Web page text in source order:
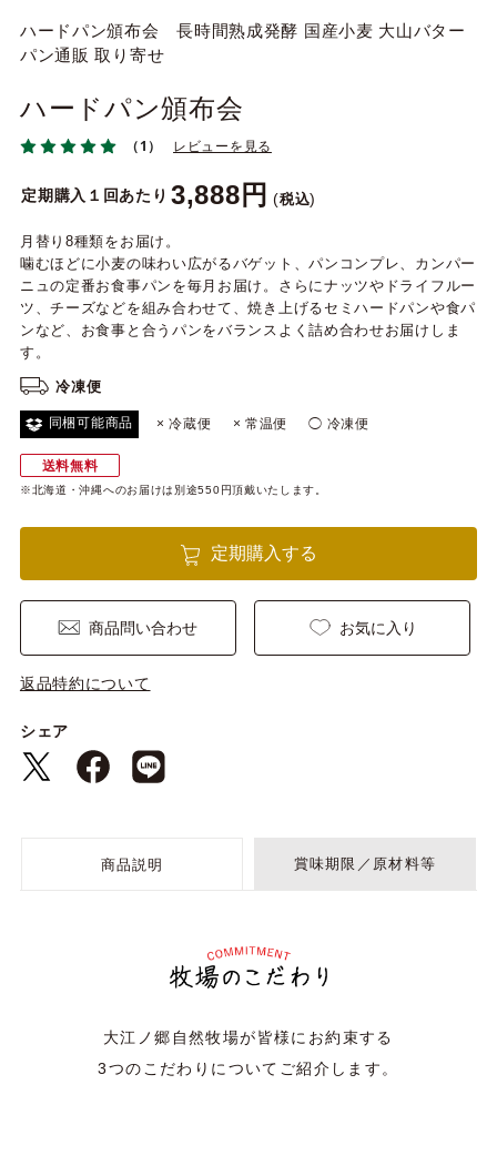
ハードパン頒布会 長時間熟成発酵 国産小麦 大山バター
パン通販 取り寄せ
ハードパン頒布会
（1） レビューを見る
定期購入１回あたり 3,888 税込
月替り8種類をお届け。
噛むほどに小麦の味わい広がるバゲット、パンコンプレ、カンパー
ニュの定番お食事パンを毎月お届け。さらにナッツやドライフルー
ツ、チーズなどを組み合わせて、焼き上げるセミハードパンや食パ
ンなど、お食事と合うパンをバランスよく詰め合わせお届けしま
す。
冷凍便
同梱可能商品 × 冷蔵便 × 常温便 ◯ 冷凍便
送料無料
※北海道・沖縄へのお届けは別途550円頂戴いたします。
定期購入する
商品問い合わせ お気に入り
返品特約について
シェア
商品説明 賞味期限／原材料等
大江ノ郷自然牧場が皆様にお約束する
3つのこだわりについてご紹介します。